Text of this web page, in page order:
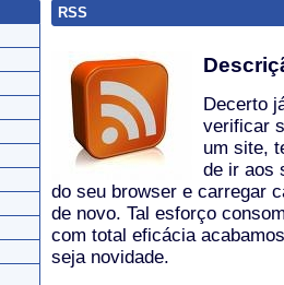
RSS
Decerto
verificar
um site,
de ir aos
do seu browser e carregar
de novo. Tal esforço
com total eficácia
seja novidade.